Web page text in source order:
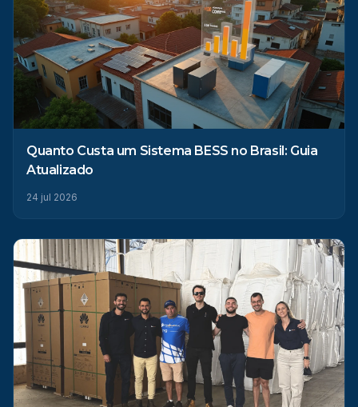
Quanto Custa um Sistema BESS no Brasil: Guia
Atualizado
24 jul 2026